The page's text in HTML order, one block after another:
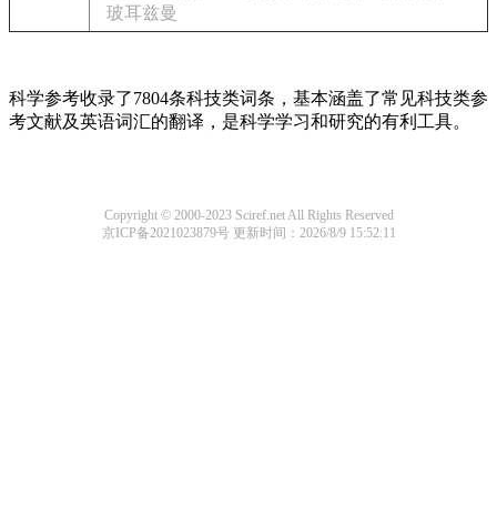
玻耳兹曼
科学参考收录了7804条科技类词条，基本涵盖了常见科技类参
考文献及英语词汇的翻译，是科学学习和研究的有利工具。
Copyright © 2000-2023 Sciref.net All Rights Reserved
京ICP备2021023879号更新时间：2026/8/9 15:52:11